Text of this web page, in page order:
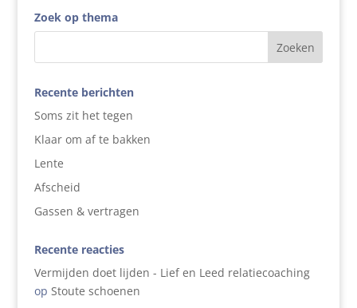
Zoek op thema
Recente berichten
Soms zit het tegen
Klaar om af te bakken
Lente
Afscheid
Gassen & vertragen
Recente reacties
Vermijden doet lijden - Lief en Leed relatiecoaching
op Stoute schoenen